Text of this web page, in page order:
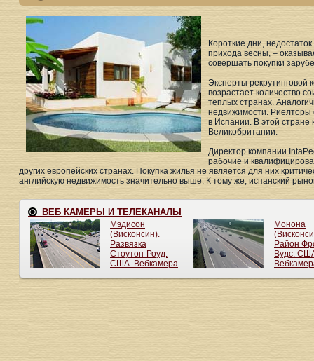
Короткие дни,
прихода весны, –
совершать покупки
Эксперты рекрутинговой
возрастает количество
теплых странах.
недвижимости. Риелторы
в Испании. В этой стране
Великобритании.
Директор компании
рабочие и
других европейских странах. Покупка жилья не является для них
английскую недвижимость значительно выше. К тому же, испанский